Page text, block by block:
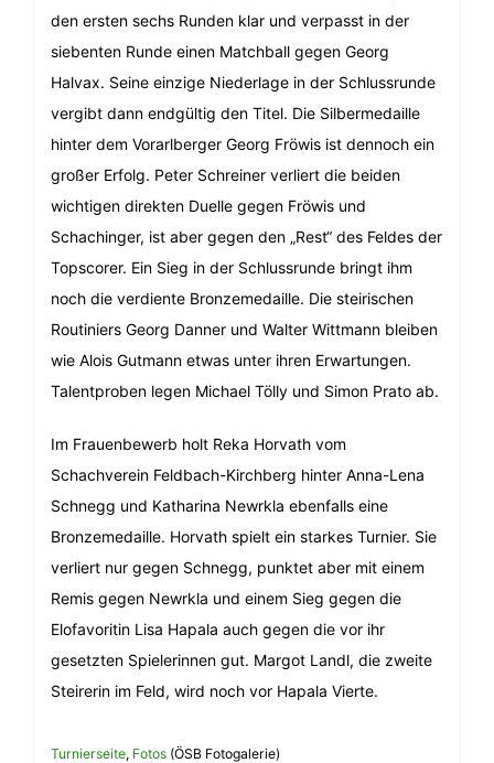
den ersten sechs Runden klar und verpasst in der
siebenten Runde einen Matchball gegen Georg
Halvax. Seine einzige Niederlage in der Schlussrunde
vergibt dann endgültig den Titel. Die Silbermedaille
hinter dem Vorarlberger Georg Fröwis ist dennoch ein
großer Erfolg. Peter Schreiner verliert die beiden
wichtigen direkten Duelle gegen Fröwis und
Schachinger, ist aber gegen den „Rest“ des Feldes der
Topscorer. Ein Sieg in der Schlussrunde bringt ihm
noch die verdiente Bronzemedaille. Die steirischen
Routiniers Georg Danner und Walter Wittmann bleiben
wie Alois Gutmann etwas unter ihren Erwartungen.
Talentproben legen Michael Tölly und Simon Prato ab.
Im Frauenbewerb holt Reka Horvath vom
Schachverein Feldbach-Kirchberg hinter Anna-Lena
Schnegg und Katharina Newrkla ebenfalls eine
Bronzemedaille. Horvath spielt ein starkes Turnier. Sie
verliert nur gegen Schnegg, punktet aber mit einem
Remis gegen Newrkla und einem Sieg gegen die
Elofavoritin Lisa Hapala auch gegen die vor ihr
gesetzten Spielerinnen gut. Margot Landl, die zweite
Steirerin im Feld, wird noch vor Hapala Vierte.
Turnierseite, Fotos (ÖSB Fotogalerie)